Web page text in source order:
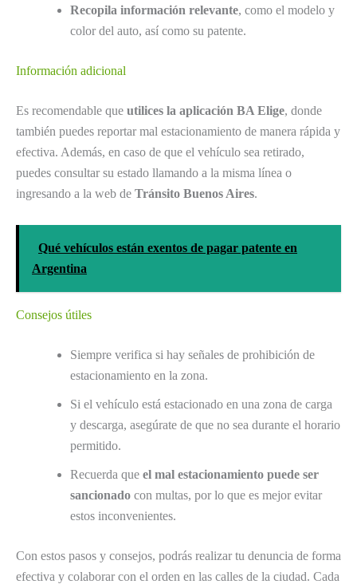
Recopila información relevante, como el modelo y
color del auto, así como su patente.
Información adicional
Es recomendable que utilices la aplicación BA Elige, donde
también puedes reportar mal estacionamiento de manera rápida y
efectiva. Además, en caso de que el vehículo sea retirado,
puedes consultar su estado llamando a la misma línea o
ingresando a la web de Tránsito Buenos Aires.
Qué vehículos están exentos de pagar patente en
Argentina
Consejos útiles
Siempre verifica si hay señales de prohibición de
estacionamiento en la zona.
Si el vehículo está estacionado en una zona de carga
y descarga, asegúrate de que no sea durante el horario
permitido.
Recuerda que el mal estacionamiento puede ser
sancionado con multas, por lo que es mejor evitar
estos inconvenientes.
Con estos pasos y consejos, podrás realizar tu denuncia de forma
efectiva y colaborar con el orden en las calles de la ciudad. Cada